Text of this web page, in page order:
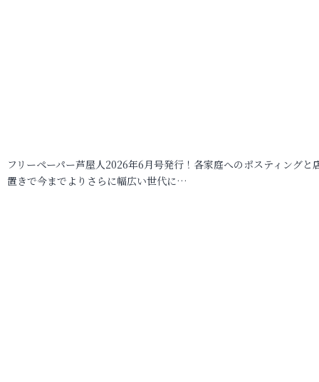
フリーペーパー芦屋人2026年6月号発行！各家庭へのポスティングと
置きで今までよりさらに幅広い世代に…